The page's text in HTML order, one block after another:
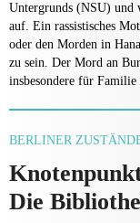
Untergrunds (NSU) und
auf. Ein rassistisches
oder den Morden in
zu sein. Der Mord an
insbesondere für Familie
BERLINER
Die